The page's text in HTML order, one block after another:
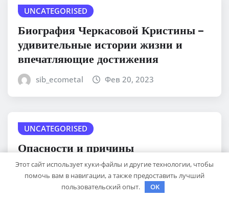
UNCATEGORISED
Биография Черкасовой Кристины –
удивительные истории жизни и
впечатляющие достижения
sib_ecometal Фев 20, 2023
UNCATEGORISED
Опасности и причины
возникновения фурункулеза
Фев 20, 2023
Этот сайт использует куки-файлы и другие технологии, чтобы
помочь вам в навигации, а также предоставить лучший
пользовательский опыт.
OK